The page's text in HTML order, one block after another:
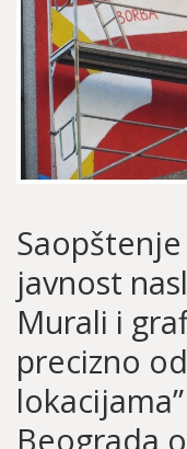
javnost
Murali i
precizno
Beograda